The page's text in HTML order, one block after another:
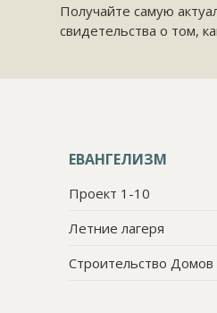
Получайте самую
свидетельства о том,
ЕВАНГЕЛИЗМ
Проект 1-10
Летние лагеря
Строительство